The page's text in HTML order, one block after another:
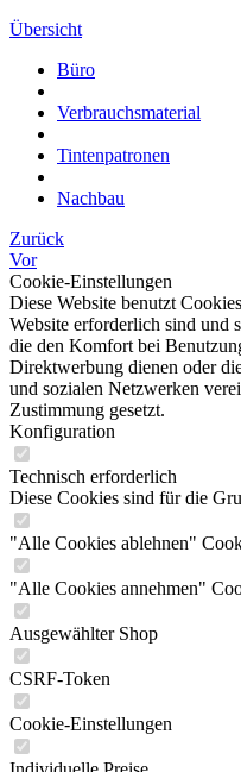
Übersicht
Büro
Verbrauchsmaterial
Tintenpatronen
Nachbau
Zurück
Vor
Cookie-Einstellungen
Diese Website benutzt
Website erforderlich sind und
die den Komfort bei
Direktwerbung dienen oder
und sozialen Netzwerken
Zustimmung gesetzt.
Konfiguration
Technisch erforderlich
Diese Cookies sind für die
"Alle Cookies ablehnen"
"Alle Cookies annehmen"
Ausgewählter Shop
CSRF-Token
Cookie-Einstellungen